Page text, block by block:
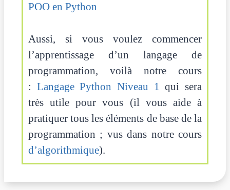
POO en Python
Aussi, si vous voulez commencer
l’apprentissage d’un langage de
programmation, voilà notre cours
: Langage Python Niveau 1qui sera
très utile pour vous (il vous aide à
pratiquer tous les éléments de base de la
programmation ; vus dans notre cours
d’algorithmique).